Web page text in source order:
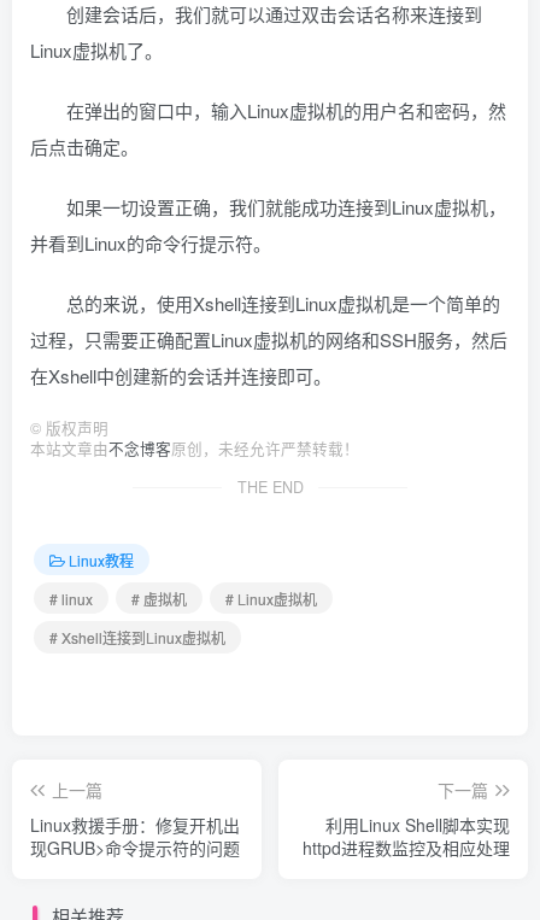
创建会话后，我们就可以通过双击会话名称来连接到
Linux虚拟机了。
在弹出的窗口中，输入Linux虚拟机的用户名和密码，然
后点击确定。
如果一切设置正确，我们就能成功连接到Linux虚拟机，
并看到Linux的命令行提示符。
总的来说，使用Xshell连接到Linux虚拟机是一个简单的
过程，只需要正确配置Linux虚拟机的网络和SSH服务，然后
在Xshell中创建新的会话并连接即可。
© 版权声明
本站文章由不念博客原创，未经允许严禁转载！
THE END
Linux教程
# linux
# 虚拟机
# Linux虚拟机
# Xshell连接到Linux虚拟机
上一篇
Linux救援手册：修复开机出
现GRUB>命令提示符的问题
下一篇
利用Linux Shell脚本实现
httpd进程数监控及相应处理